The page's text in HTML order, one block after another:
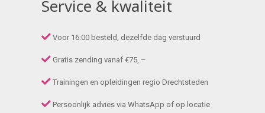
Service & kwaliteit
Voor 16:00 besteld, dezelfde dag verstuurd
Gratis zending vanaf €75, –
Trainingen en opleidingen regio Drechtsteden
Persoonlijk advies via WhatsApp of op locatie